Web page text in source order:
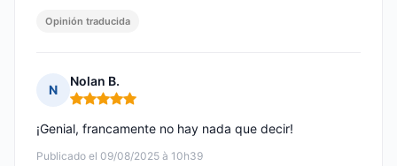
Opinión traducida
N
Nolan B.
Nota: 5 de 5
Publicado el 09/08/2025 à 10h39
¡Genial, francamente no hay nada que decir!